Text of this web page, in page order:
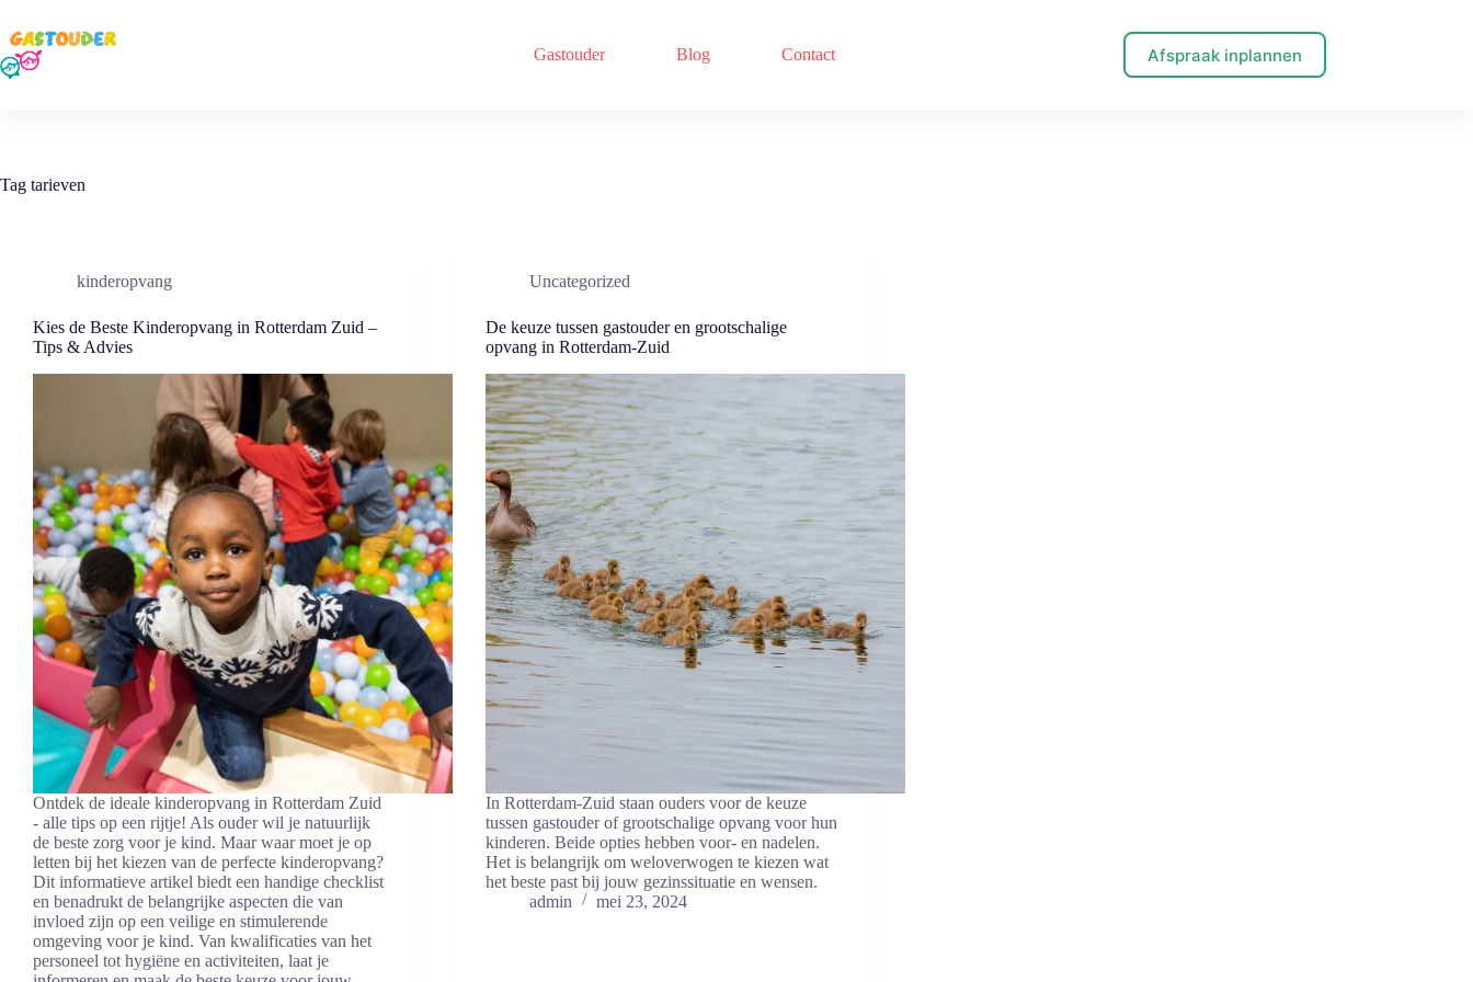
naar
de
inhoud
Gastouder Blog Contact Afspraak inplannen
Tag tarieven
kinderopvang
Kies de Beste Kinderopvang in Rotterdam Zuid –
Tips & Advies
Ontdek de ideale kinderopvang in Rotterdam Zuid
- alle tips op een rijtje! Als ouder wil je natuurlijk
de beste zorg voor je kind. Maar waar moet je op
letten bij het kiezen van de perfecte kinderopvang?
Dit informatieve artikel biedt een handige checklist
en benadrukt de belangrijke aspecten die van
invloed zijn op een veilige en stimulerende
omgeving voor je kind. Van kwalificaties van het
personeel tot hygiëne en activiteiten, laat je
Uncategorized
De keuze⁣ tussen gastouder en grootschalige
opvang in Rotterdam-Zuid
In Rotterdam-Zuid staan ouders voor de keuze
tussen gastouder of grootschalige opvang voor hun
kinderen. Beide opties‌ hebben voor- en nadelen.
Het ⁢is belangrijk om weloverwogen te kiezen⁣ wat
het beste past bij jouw gezinssituatie en wensen.
admin
mei 23, 2024